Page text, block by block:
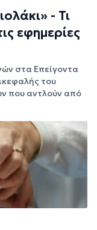
- Τι
εφημερίες
στα Επείγοντα
του
που αντλούν από